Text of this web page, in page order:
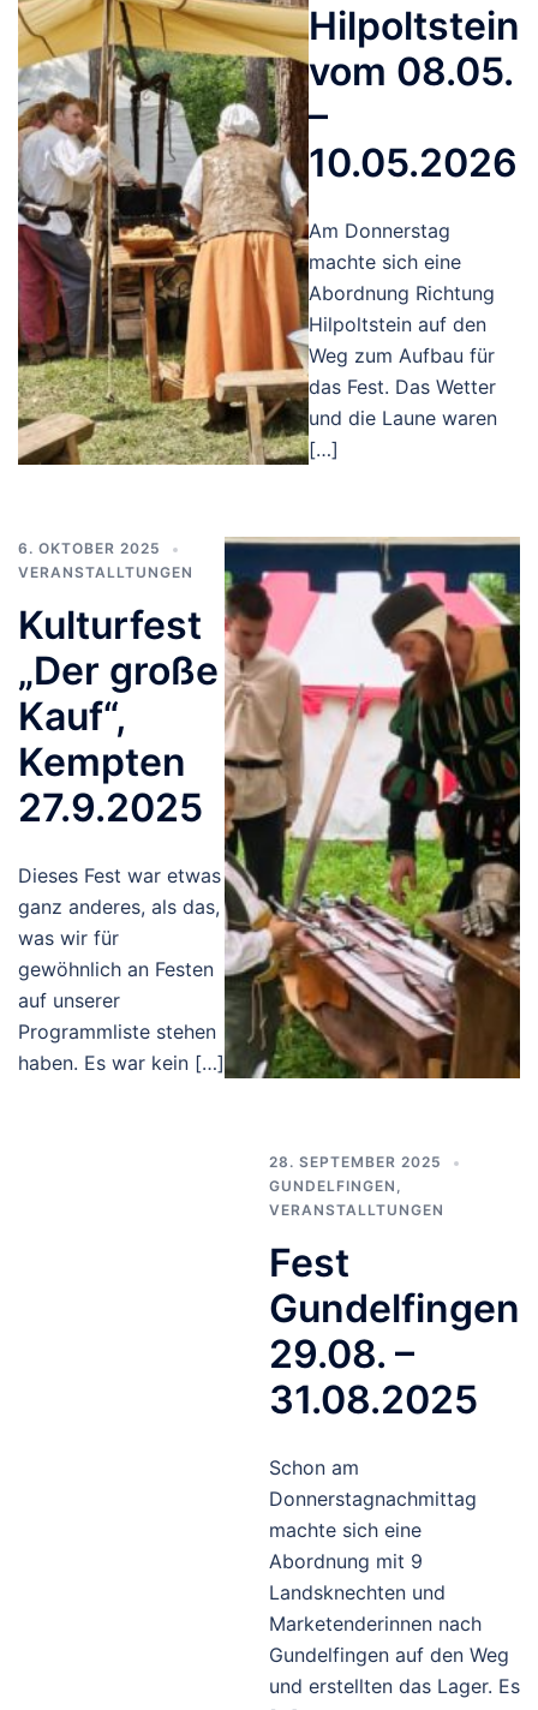
Hilpoltstein
vom 08.05.
–
10.05.2026
Am Donnerstag
machte sich eine
Abordnung Richtung
Hilpoltstein auf den
Weg zum Aufbau für
das Fest. Das Wetter
und die Laune waren
[…]
6. OKTOBER 2025
VERANSTALLTUNGEN
Kulturfest
„Der große
Kauf“,
Kempten
27.9.2025
Dieses Fest war etwas
ganz anderes, als das,
was wir für
gewöhnlich an Festen
auf unserer
Programmliste stehen
haben. Es war kein […]
28. SEPTEMBER 2025
GUNDELFINGEN
VERANSTALLTUNGEN
Fest
Gundelfingen
29.08. –
31.08.2025
Schon am
Donnerstagnachmittag
machte sich eine
Abordnung mit 9
Landsknechten und
Marketenderinnen nach
Gundelfingen auf den Weg
und erstellten das Lager. Es